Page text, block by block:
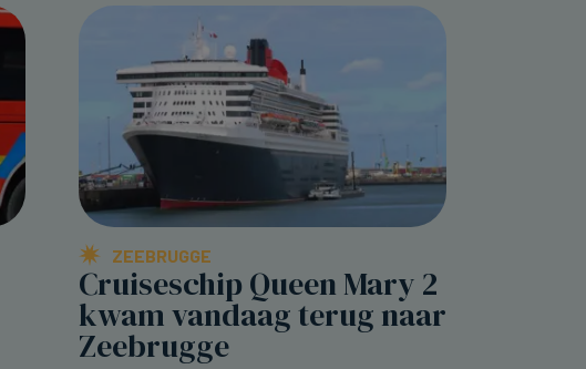
ZEEBRUGGE
Cruiseschip Queen Mary 2
kwam vandaag terug naar
Zeebrugge